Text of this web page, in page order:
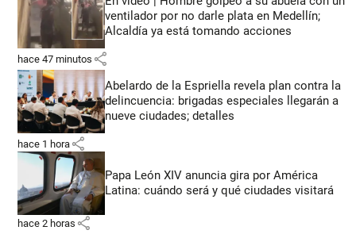
ventilador por no darle plata en Medellín;
Alcaldía ya está tomando acciones
hace 47 minutos share
Abelardo de la Espriella revela plan contra la
delincuencia: brigadas especiales llegarán a
nueve ciudades; detalles
hace 1 hora share
Papa León XIV anuncia gira por América
Latina: cuándo será y qué ciudades visitará
hace 2 horas share